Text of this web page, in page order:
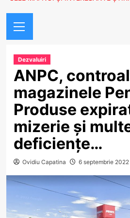
Menu
Dezvaluiri
ANPC,
magazinele
Produse
mizerie și
deficiențe…
Ovidiu Capatina 6 septembrie 2022